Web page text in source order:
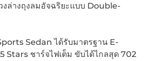
ล่างถุงลมอัจฉริยะแบบ Double-
Sedan ได้รับมาตรฐาน E-
Stars ชาร์จไฟเต็ม ขับได้ไกลสุด 702